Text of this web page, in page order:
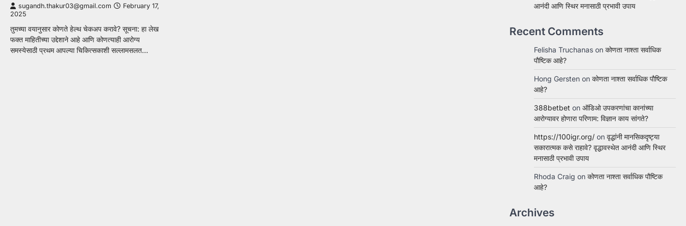
sugandh.thakur03@gmail.com
February 17,
2025
तुमच्या वयानुसार कोणते हेल्थ चेकअप करावे? सूचना: हा लेख
फक्त माहितीच्या उद्देशाने आहे आणि कोणत्याही आरोग्य
समस्येसाठी प्रथम आपल्या चिकित्सकाशी सल्लामसलत…
आनंदी आणि स्थिर मनासाठी प्रभावी उपाय
Recent Comments
Felisha Truchanas on कोणता नाश्ता सर्वाधिक
पौष्टिक आहे?
Hong Gersten on कोणता नाश्ता सर्वाधिक पौष्टिक
आहे?
388betbet on ऑडिओ उपकरणांचा कानांच्या
आरोग्यावर होणारा परिणाम: विज्ञान काय सांगते?
https://100igr.org/ on वृद्धांनी मानसिकदृष्ट्या
सकारात्मक कसे राहावे? वृद्धावस्थेत आनंदी आणि स्थिर
मनासाठी प्रभावी उपाय
Rhoda Craig on कोणता नाश्ता सर्वाधिक पौष्टिक
आहे?
Archives